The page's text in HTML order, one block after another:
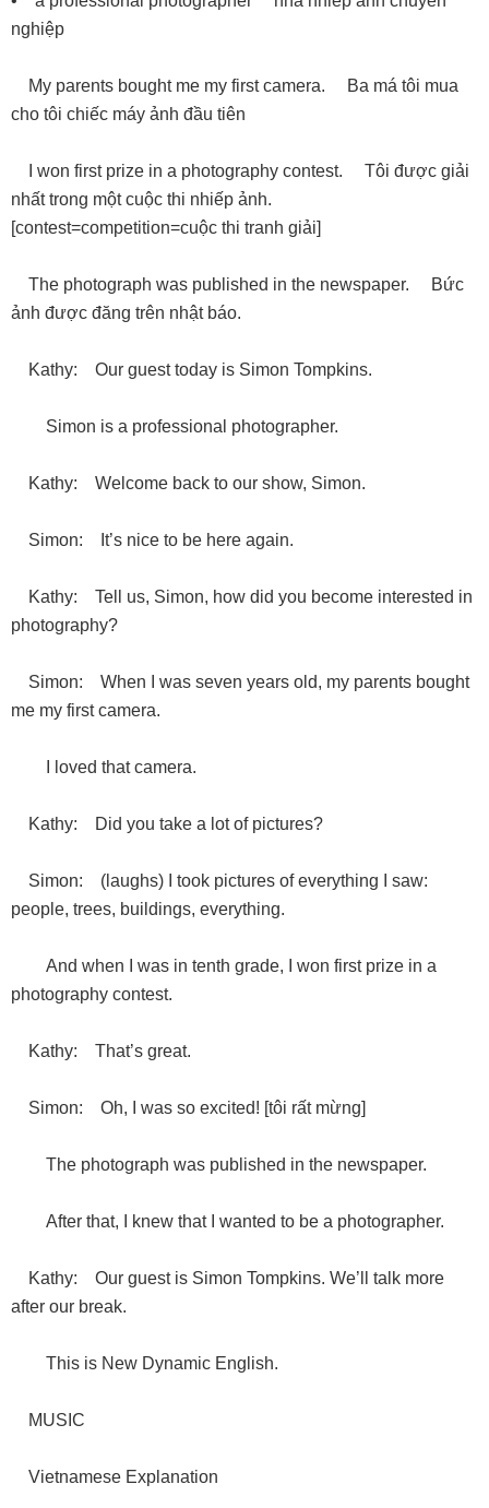
nghiệp
My parents bought me my first camera. Ba má tôi mua
cho tôi chiếc máy ảnh đầu tiên
I won first prize in a photography contest. Tôi được giải
nhất trong một cuộc thi nhiếp ảnh.
[contest=competition=cuộc thi tranh giải]
The photograph was published in the newspaper. Bức
ảnh được đăng trên nhật báo.
Kathy: Our guest today is Simon Tompkins.
Simon is a professional photographer.
Kathy: Welcome back to our show, Simon.
Simon: It’s nice to be here again.
Kathy: Tell us, Simon, how did you become interested in
photography?
Simon: When I was seven years old, my parents bought
me my first camera.
I loved that camera.
Kathy: Did you take a lot of pictures?
Simon: (laughs) I took pictures of everything I saw:
people, trees, buildings, everything.
And when I was in tenth grade, I won first prize in a
photography contest.
Kathy: That’s great.
Simon: Oh, I was so excited! [tôi rất mừng]
The photograph was published in the newspaper.
After that, I knew that I wanted to be a photographer.
Kathy: Our guest is Simon Tompkins. We’ll talk more
after our break.
This is New Dynamic English.
MUSIC
Vietnamese Explanation